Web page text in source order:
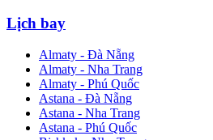
Lịch bay
Almaty - Đà Nẵng
Almaty - Nha Trang
Almaty - Phú Quốc
Astana - Đà Nẵng
Astana - Nha Trang
Astana - Phú Quốc